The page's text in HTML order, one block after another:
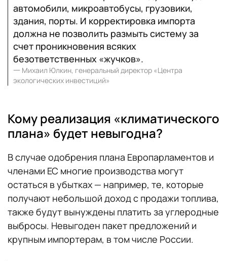
автомобили, микроавтобусы, грузовики,
здания, порты. И корректировка импорта
должна не позволить размыть систему за
счет проникновения всяких
безответственных «жучков».
一 Михаил Юлкин, генеральный директор «Центра
экологических инвестиций»
Кому реализация «климатического
плана» будет невыгодна?
В случае одобрения плана Европарламентов и
членами ЕС многие производства могут
остаться в убытках — например, те, которые
получают небольшой доход с продажи топлива,
также будут вынуждены платить за углеродные
выбросы. Невыгоден пакет предложений и
крупным импортерам, в том числе России.